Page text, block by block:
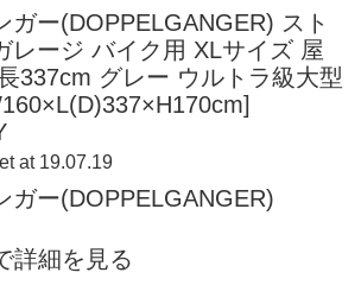
ガー(DOPPELGANGER) スト
レージ バイク用 XLサイズ 屋
337cm グレー ウルトラ級大型
at 19.07.19
ガー(DOPPELGANGER)
詳細を見る